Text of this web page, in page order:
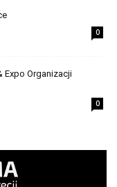
0
Expo Organizacji
0